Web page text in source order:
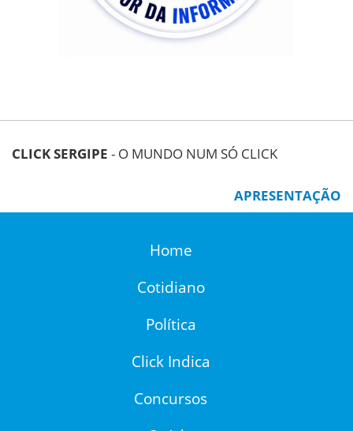
CLICK SERGIPE - O MUNDO NUM SÓ CLICK
APRESENTAÇÃO
Home
Cotidiano
Política
Click Indica
Concursos